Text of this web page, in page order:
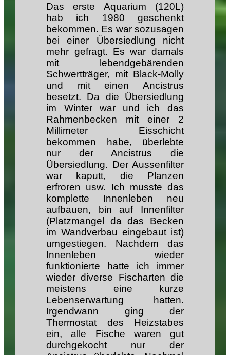
Das erste Aquarium (120L)
hab ich 1980 geschenkt
bekommen. Es war sozusagen
bei einer Übersiedlung nicht
mehr gefragt. Es war damals
mit lebendgebärenden
Schwertträger, mit Black-Molly
und mit einen Ancistrus
besetzt. Da die Übersiedlung
im Winter war und ich das
Rahmenbecken mit einer 2
Millimeter Eisschicht
bekommen habe, überlebte
nur der Ancistrus die
Übersiedlung. Der Aussenfilter
war kaputt, die Planzen
erfroren usw. Ich musste das
komplette Innenleben neu
aufbauen, bin auf Innenfilter
(Platzmangel da das Becken
im Wandverbau eingebaut ist)
umgestiegen. Nachdem das
Innenleben wieder
funktionierte hatte ich immer
wieder diverse Fischarten die
meistens eine kurze
Lebenserwartung hatten.
Irgendwann ging der
Thermostat des Heizstabes
ein, alle Fische waren gut
durchgekocht nur der